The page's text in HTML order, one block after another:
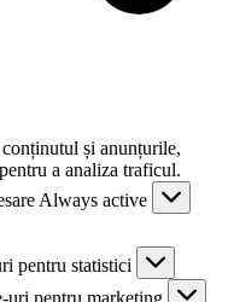
și anunțurile,
a analiza traficul.
Always active
pentru statistici